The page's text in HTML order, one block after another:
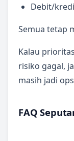
Debit/
Semua tetap
Kalau
risiko gagal,
masih jadi
FAQ